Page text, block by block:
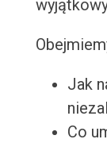
Jak
Co